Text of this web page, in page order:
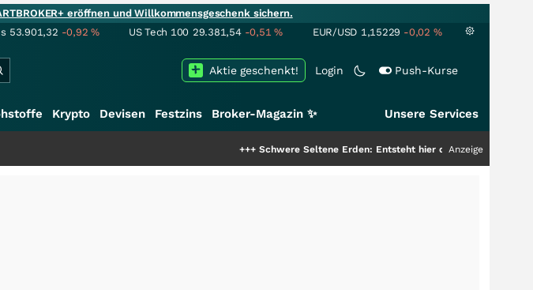
eröffnen und Willkommensgeschenk sichern.
53.901,32 -0,92% US Tech 100 29.381,54 -0,51% EUR/USD 1,15229 -0,02 %
Login Push-Kurse
Aktie geschenkt!
Krypto Devisen Festzins Broker-Magazin ✨ Unsere Services
Schwere Seltene Erden: Entsteht hier die nächste Milliardenstory?
Anzeige